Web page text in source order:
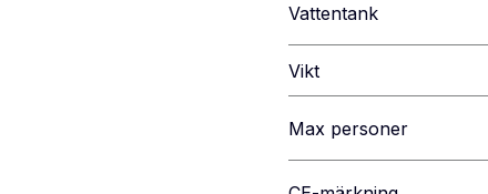
Vattentank
Vikt
Max personer